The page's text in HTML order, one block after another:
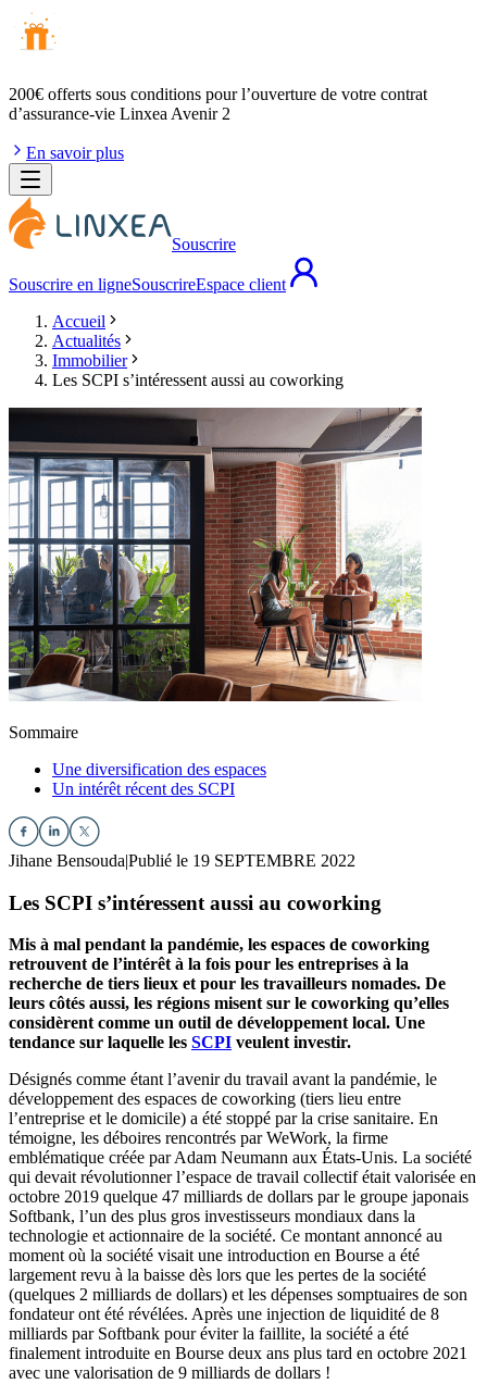
200€ offerts sous conditions pour l’ouverture de votre contrat
d’assurance-vie Linxea Avenir 2
En savoir plus
Souscrire
Souscrire en ligneSouscrireEspace client
Accueil
Actualités
Immobilier
Les SCPI s’intéressent aussi au coworking
Sommaire
Une diversification des espaces
Un intérêt récent des SCPI
Jihane Bensouda|Publié le 19 SEPTEMBRE 2022
Les SCPI s’intéressent aussi au coworking
Mis à mal pendant la pandémie, les espaces de coworking
retrouvent de l’intérêt à la fois pour les entreprises à la
recherche de tiers lieux et pour les travailleurs nomades. De
leurs côtés aussi, les régions misent sur le coworking qu’elles
considèrent comme un outil de développement local. Une
tendance sur laquelle les SCPI veulent investir.
Désignés comme étant l’avenir du travail avant la pandémie, le
développement des espaces de coworking (tiers lieu entre
l’entreprise et le domicile) a été stoppé par la crise sanitaire. En
témoigne, les déboires rencontrés par WeWork, la firme
emblématique créée par Adam Neumann aux États-Unis. La société
qui devait révolutionner l’espace de travail collectif était valorisée en
octobre 2019 quelque 47 milliards de dollars par le groupe japonais
Softbank, l’un des plus gros investisseurs mondiaux dans la
technologie et actionnaire de la société. Ce montant annoncé au
moment où la société visait une introduction en Bourse a été
largement revu à la baisse dès lors que les pertes de la société
(quelques 2 milliards de dollars) et les dépenses somptuaires de son
fondateur ont été révélées. Après une injection de liquidité de 8
milliards par Softbank pour éviter la faillite, la société a été
finalement introduite en Bourse deux ans plus tard en octobre 2021
avec une valorisation de 9 milliards de dollars !